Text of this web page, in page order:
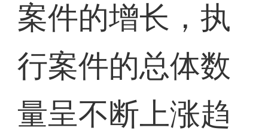
案件的增长，执
行案件的总体数
量呈不断上涨趋